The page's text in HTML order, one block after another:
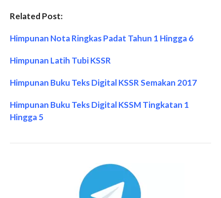
Related Post:
Himpunan Nota Ringkas Padat Tahun 1 Hingga 6
Himpunan Latih Tubi KSSR
Himpunan Buku Teks Digital KSSR Semakan 2017
Himpunan Buku Teks Digital KSSM Tingkatan 1
Hingga 5